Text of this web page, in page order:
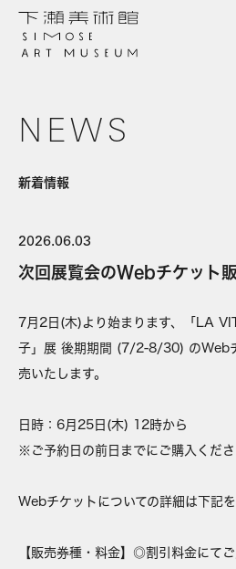
NEWS
新着情報
2026.06.03
次回展覧会のWebチケット
7月2日(木)より始まります、「LA
子」展 後期期間 (7/2-8/30) のWeb
売いたします。
日時：6月25日(木) 12時から
※ご予約日の前日までにご購入くだ
Webチケットについての詳細は下記を
【販売券種・料金】◎割引料金にて